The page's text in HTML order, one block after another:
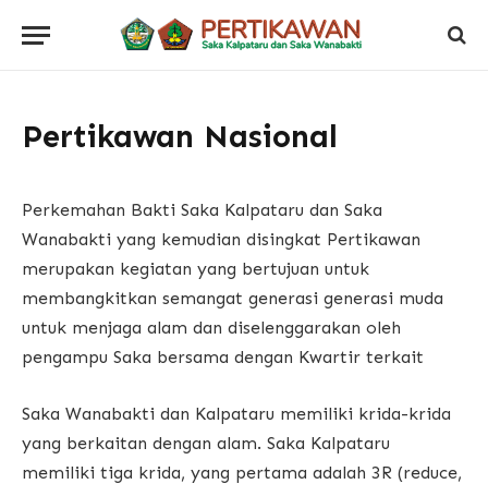
Pertikawan Nasional
Perkemahan Bakti Saka Kalpataru dan Saka
Wanabakti yang kemudian disingkat Pertikawan
merupakan kegiatan yang bertujuan untuk
membangkitkan semangat generasi generasi muda
untuk menjaga alam dan diselenggarakan oleh
pengampu Saka bersama dengan Kwartir terkait
Saka Wanabakti dan Kalpataru memiliki krida-krida
yang berkaitan dengan alam. Saka Kalpataru
memiliki tiga krida, yang pertama adalah 3R (reduce,